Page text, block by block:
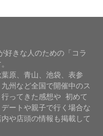
好きな人のための「コラ
原、青山、池袋、表参
州など全国で開催中のス
ってきた感想や 初めて
ートや親子で行く場合な
や店頭の情報も掲載して